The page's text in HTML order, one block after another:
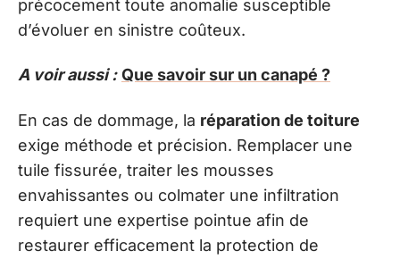
précocement toute anomalie susceptible
d’évoluer en sinistre coûteux.
A voir aussi : Que savoir sur un canapé ?
En cas de dommage, la réparation de toiture
exige méthode et précision. Remplacer une
tuile fissurée, traiter les mousses
envahissantes ou colmater une infiltration
requiert une expertise pointue afin de
restaurer efficacement la protection de